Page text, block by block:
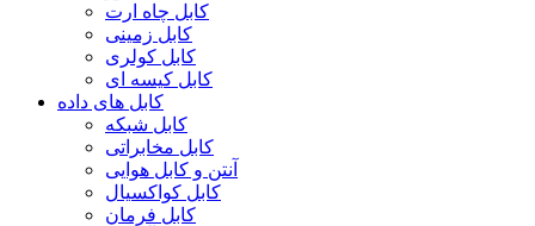
کابل چاه ارت
کابل زمینی
کابل کولری
کابل کیسه ای
کابل های داده
کابل شبکه
کابل مخابراتی
آنتن و کابل هوایی
کابل کواکسیال
کابل فرمان